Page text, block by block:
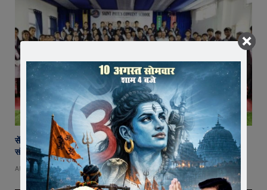
सेंट पॉल्स कॉन्वेंट स्कूल में छात्र परिषद का शपथ ग्रहण समारोह गरिमामय माहौल में
संपन्न
AUGUST 5, 2026